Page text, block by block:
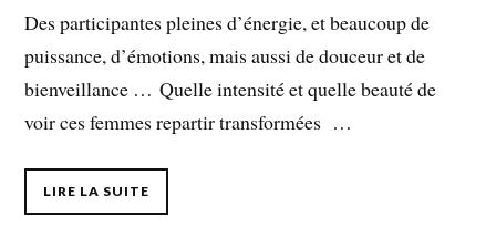
Des participantes pleines d’énergie, et beaucoup de
puissance, d’émotions, mais aussi de douceur et de
bienveillance … Quelle intensité et quelle beauté de
voir ces femmes repartir transformées …
LIRE LA SUITE